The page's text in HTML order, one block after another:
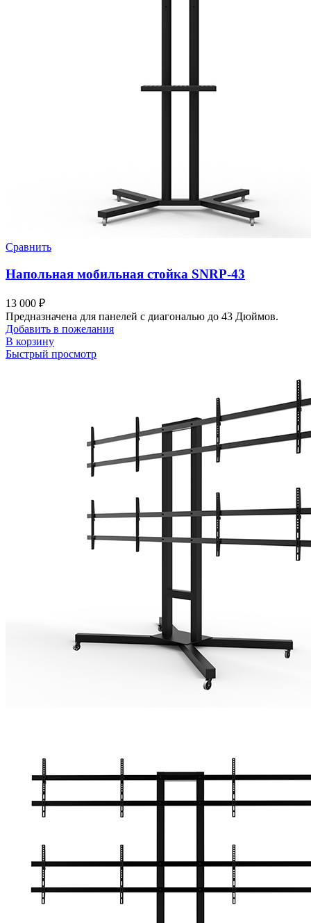
Сравнить
Напольная мобильная стойка SNRP-43
13 000 ₽
Предназначена для панелей с диагональю до 43 Дюймов.
Добавить в пожелания
В корзину
Быстрый просмотр